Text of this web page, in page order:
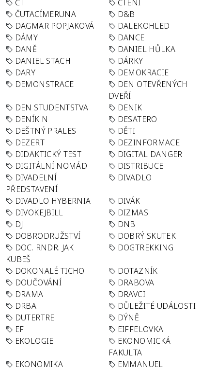
ČT
ČTENÍ
ČUTACÍMERUNA
D&B
DAGMAR POPJAKOVÁ
DALEKOHLED
DÁMY
DANCE
DANĚ
DANIEL HŮLKA
DANIEL STACH
DÁRKY
DARY
DEMOKRACIE
DEMONSTRACE
DEN OTEVŘENÝCH
DVEŘÍ
DEN STUDENTSTVA
DENIK
DENÍK N
DESATERO
DEŠTNÝ PRALES
DĚTI
DEZERT
DEZINFORMACE
DIDAKTICKÝ TEST
DIGITAL DANGER
DIGITÁLNÍ NOMÁD
DISTRIBUCE
DIVADELNÍ
PŘEDSTAVENÍ
DIVADLO
DIVADLO HYBERNIA
DIVÁK
DIVOKEJBILL
DIZMAS
DJ
DNB
DOBRODRUŽSTVÍ
DOBRÝ SKUTEK
DOC. RNDR. JAK
KUBEŠ
DOGTREKKING
DOKONALÉ TICHO
DOTAZNÍK
DOUČOVÁNÍ
DRABOVA
DRAMA
DRAVCI
DRBA
DŮLEŽITÉ UDÁLOSTI
DUTERTRE
DÝNĚ
EF
EIFFELOVKA
EKOLOGIE
EKONOMICKÁ
FAKULTA
EKONOMIKA
EMMANUEL